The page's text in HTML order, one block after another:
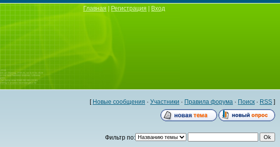
Главная Регистрация Вход
[ Новые сообщения · Участники · Правила форума · Поиск · RSS ]
Фильтр по: